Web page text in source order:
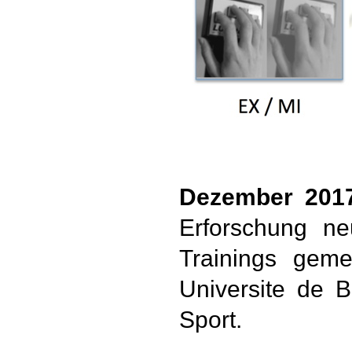
Dezember
Erforschung
Trainings
Universite de
Sport.